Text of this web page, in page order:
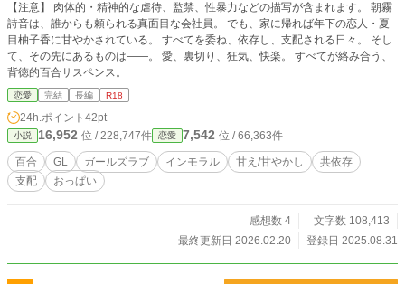
【注意】 肉体的・精神的な虐待、監禁、性暴力などの描写が含まれます。 朝霧
詩音は、誰からも頼られる真面目な会社員。 でも、家に帰れば年下の恋人・夏
目柚子香に甘やかされている。 すべてを委ね、依存し、支配される日々。 そし
て、その先にあるものは――。 愛、裏切り、狂気、快楽。 すべてが絡み合う、
背徳的百合サスペンス。
恋愛 完結 長編 R18
24h.ポイント 42pt
小説 16,952 位 / 228,747件 恋愛 7,542 位 / 66,363件
百合 GL ガールズラブ インモラル 甘え/甘やかし
共依存
支配
おっぱい
感想数 4
文字数 108,413
最終更新日 2026.02.20
登録日 2025.08.31